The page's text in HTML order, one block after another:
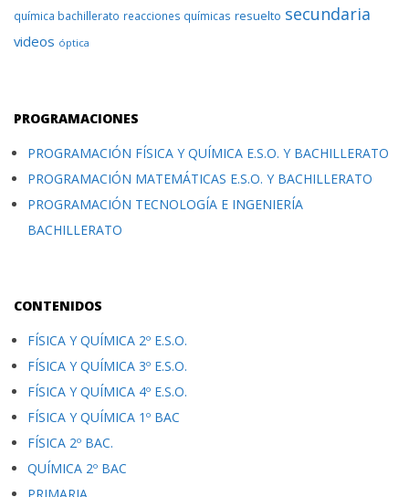
química bachillerato reacciones químicas resuelto secundaria
videos óptica
PROGRAMACIONES
PROGRAMACIÓN FÍSICA Y QUÍMICA E.S.O. Y BACHILLERATO
PROGRAMACIÓN MATEMÁTICAS E.S.O. Y BACHILLERATO
PROGRAMACIÓN TECNOLOGÍA E INGENIERÍA
BACHILLERATO
CONTENIDOS
FÍSICA Y QUÍMICA 2º E.S.O.
FÍSICA Y QUÍMICA 3º E.S.O.
FÍSICA Y QUÍMICA 4º E.S.O.
FÍSICA Y QUÍMICA 1º BAC
FÍSICA 2º BAC.
QUÍMICA 2º BAC